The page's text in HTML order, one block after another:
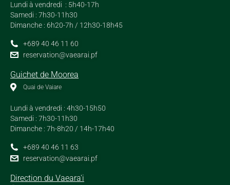
Lundi à vendredi : 5h40-17h
Samedi : 7h30-11h30
Dimanche : 6h20-7h / 12h30-18h45
+689 40 46 11 60
reservation@vaearai.pf
Guichet de Moorea
Quai de Vaiare
Lundi à vendredi : 4h30-15h50
Samedi : 7h30-11h30
Dimanche : 7h-8h20 / 14h-17h40
+689 40 46 11 63
reservation@vaearai.pf
Direction du Vaeara'i